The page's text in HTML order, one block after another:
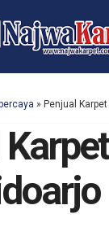
» Penjual